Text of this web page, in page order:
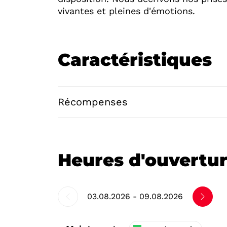
vivantes et pleines d'émotions.
Caractéristiques
Récompenses
Heures
03.08.2026 - 09.08.2026